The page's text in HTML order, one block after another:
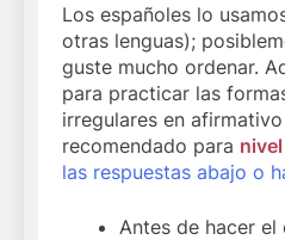
Los españoles lo
otras lenguas);
guste mucho ordenar.
para practicar las
irregulares en
recomendado para
las respuestas abajo o
Antes de hacer el